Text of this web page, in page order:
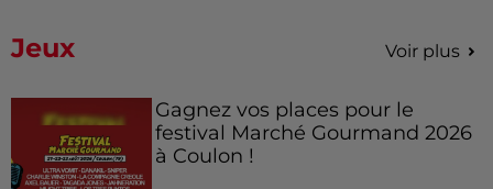
Jeux Voir plus
Gagnez vos places pour le
festival Marché Gourmand 2026
à Coulon !